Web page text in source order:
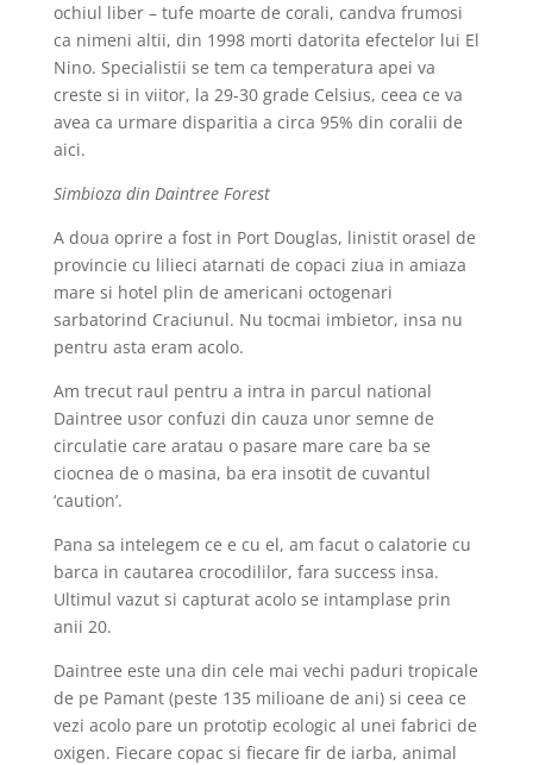
ochiul liber – tufe moarte de corali, candva frumosi
ca nimeni altii, din 1998 morti datorita efectelor lui El
Nino. Specialistii se tem ca temperatura apei va
creste si in viitor, la 29-30 grade Celsius, ceea ce va
avea ca urmare disparitia a circa 95% din coralii de
aici.
Simbioza din Daintree Forest
A doua oprire a fost in Port Douglas, linistit orasel de
provincie cu lilieci atarnati de copaci ziua in amiaza
mare si hotel plin de americani octogenari
sarbatorind Craciunul. Nu tocmai imbietor, insa nu
pentru asta eram acolo.
Am trecut raul pentru a intra in parcul national
Daintree usor confuzi din cauza unor semne de
circulatie care aratau o pasare mare care ba se
ciocnea de o masina, ba era insotit de cuvantul
‘caution’.
Pana sa intelegem ce e cu el, am facut o calatorie cu
barca in cautarea crocodililor, fara success insa.
Ultimul vazut si capturat acolo se intamplase prin
anii 20.
Daintree este una din cele mai vechi paduri tropicale
de pe Pamant (peste 135 milioane de ani) si ceea ce
vezi acolo pare un prototip ecologic al unei fabrici de
oxigen. Fiecare copac si fiecare fir de iarba, animal